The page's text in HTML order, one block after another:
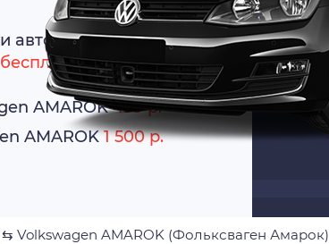
авто
бесплатно
AMAROK499 р.
AMAROK1 500 р.
⇆ Volkswagen AMAROK (Фольксваген Амарок)